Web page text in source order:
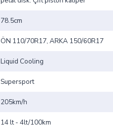
78.5cm
ÖN 110/70R17, ARKA 150/60R17
Liquid Cooling
Supersport
205km/h
14 lt - 4lt/100km